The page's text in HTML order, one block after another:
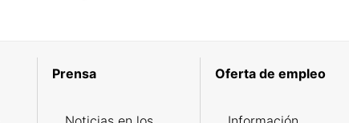
Prensa Oferta de empleo